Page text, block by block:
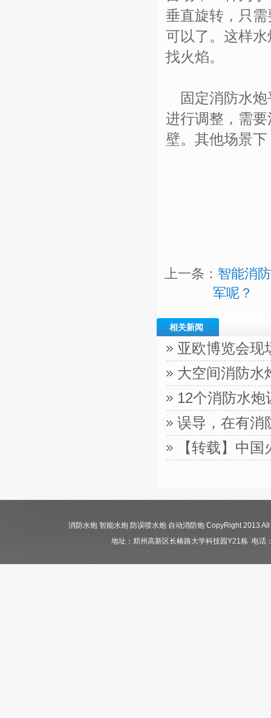
垂直旋转，只
可以了。这样
找火焰。
固定消防水炮
进行调整，需
壁。其他场景
上一条： 智能消
军呢？
相关新闻
亚欧博览会现
大空间消防水
12个消防水
误导，在有消
【转载】中
消防水炮 智能水炮 防误喷水炮 自动消防炮 CopyRight 2013
地址：郑州高新区长椿路大学科技园Y21栋 电